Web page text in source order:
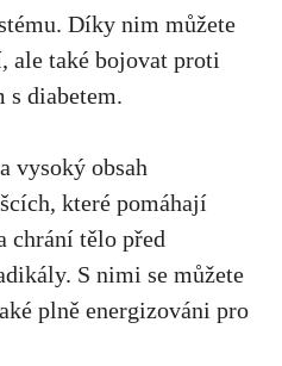
Díky nim můžete
⁣ale‍ také bojovat proti⁣
diabetem.
vysoký obsah
‌které ⁤pomáhají
chrání tělo​ před
S nimi ‌se můžete⁣
plně energizováni pro